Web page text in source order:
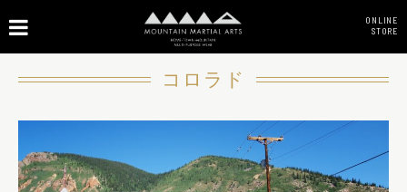
ONLINE
STORE
コロラド